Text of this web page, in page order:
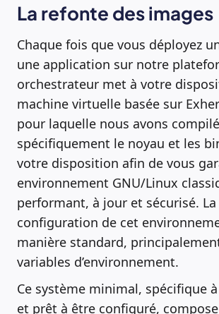
La refonte des images
Chaque fois que vous déployez
une application sur notre
orchestrateur met à votre
machine virtuelle basée sur
pour laquelle nous avons compilé
spécifiquement le noyau et les
votre disposition afin de vous
environnement GNU/Linux
performant, à jour et sécurisé. La
configuration de cet
manière standard,
variables d’environnement.
Ce système minimal, spécifique
et prêt à être configuré,